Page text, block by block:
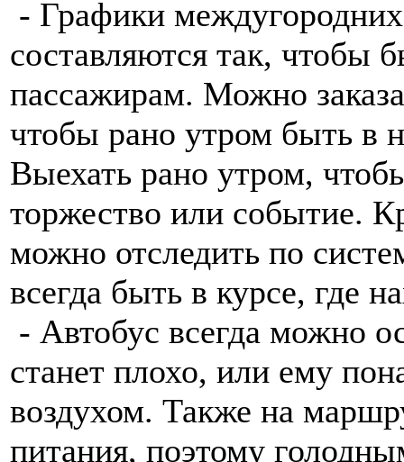
- Графики
составляются так, чтобы
пассажирам. Можно
чтобы рано утром быть в
Выехать рано утром,
торжество или событие.
можно отследить по
всегда быть в курсе, где
- Автобус всегда можно
станет плохо, или ему
воздухом. Также на
питания, поэтому